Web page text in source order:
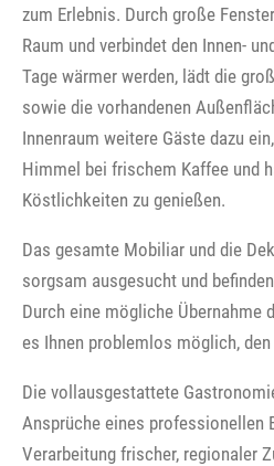
zum Erlebnis. Durch große
Raum und verbindet den Innen-
Tage wärmer werden, lädt die
sowie die vorhandenen
Innenraum weitere Gäste dazu
Himmel bei frischem Kaffee und
Köstlichkeiten zu genießen.
Das gesamte Mobiliar und die
sorgsam ausgesucht und
Durch eine mögliche Übernahme
es Ihnen problemlos möglich,
Die vollausgestattete
Ansprüche eines professionellen
Verarbeitung frischer, regionaler